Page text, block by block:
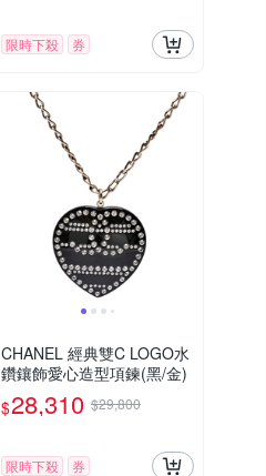
限時下殺 券
CHANEL 經典雙C LOGO水
鑽鑲飾愛心造型項鍊(黑/金)
$28,310 $29,800
限時下殺 券